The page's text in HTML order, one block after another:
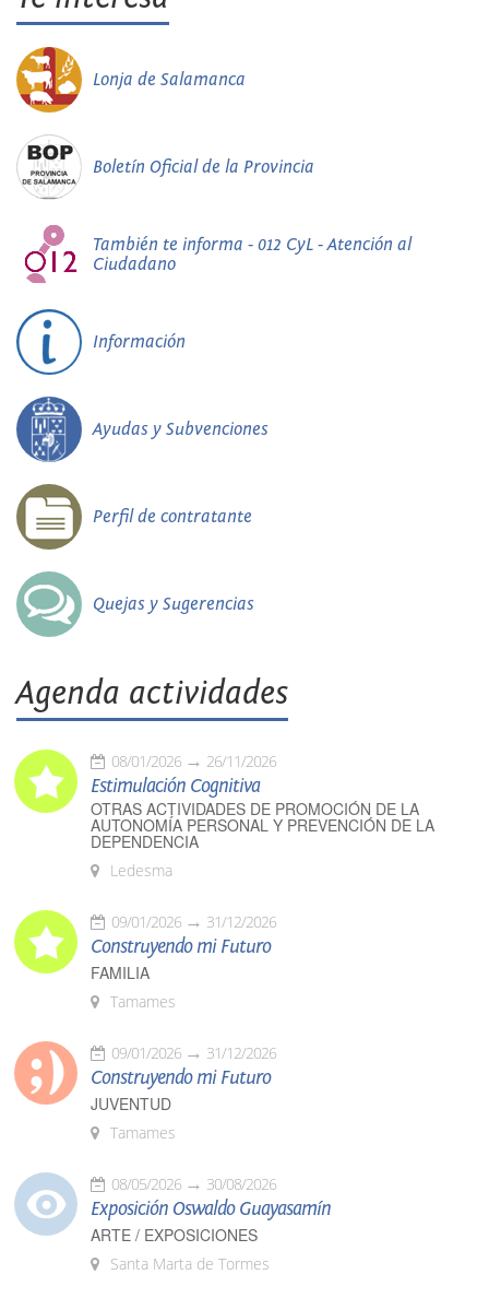
Lonja de Salamanca
Boletín Oficial de la Provincia
También te informa - 012 CyL - Atención al
Ciudadano
Información
Ayudas y Subvenciones
Perfil de contratante
Quejas y Sugerencias
Agenda actividades
08/01/2026 26/11/2026
Estimulación Cognitiva
OTRAS ACTIVIDADES DE PROMOCIÓN DE LA
AUTONOMÍA PERSONAL Y PREVENCIÓN DE LA
DEPENDENCIA
Ledesma
09/01/2026 31/12/2026
Construyendo mi Futuro
FAMILIA
Tamames
09/01/2026 31/12/2026
Construyendo mi Futuro
JUVENTUD
Tamames
08/05/2026 30/08/2026
Exposición Oswaldo Guayasamín
ARTE / EXPOSICIONES
Santa Marta de Tormes